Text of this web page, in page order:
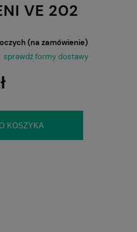
VE 202
(na zamówienie)
sprawdź formy dostawy
KOSZYKA